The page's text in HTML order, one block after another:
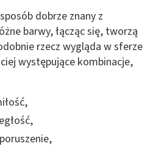
dobrze znany z
barwy, łącząc się, tworzą
rzecz wygląda w sferze
występujące kombinacje,